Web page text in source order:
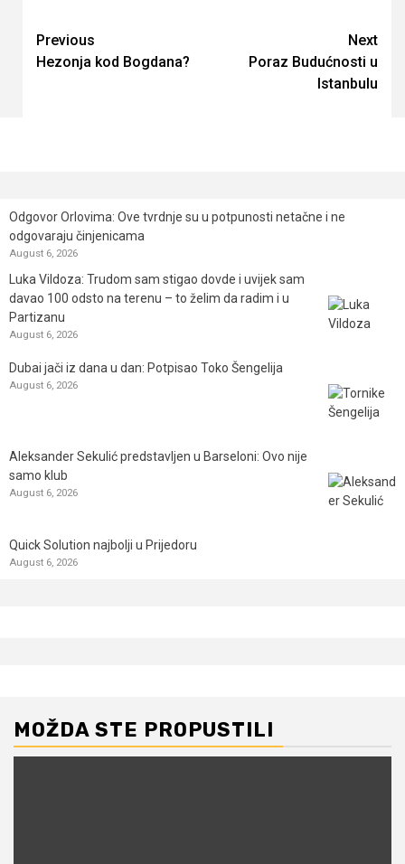
Continue
Reading
Previous
Hezonja kod Bogdana?
Next
Poraz Budućnosti u
Istanbulu
Odgovor Orlovima: ​Ove tvrdnje su u potpunosti netačne i ne
odgovaraju činjenicama
August 6, 2026
Luka Vildoza: Trudom sam stigao dovde i uvijek sam
davao 100 odsto na terenu – to želim da radim i u
Partizanu
August 6, 2026
Dubai jači iz dana u dan: Potpisao Toko Šengelija
August 6, 2026
Aleksander Sekulić predstavljen u Barseloni: Ovo nije
samo klub
August 6, 2026
Quick Solution najbolji u Prijedoru
August 6, 2026
MOŽDA STE PROPUSTILI